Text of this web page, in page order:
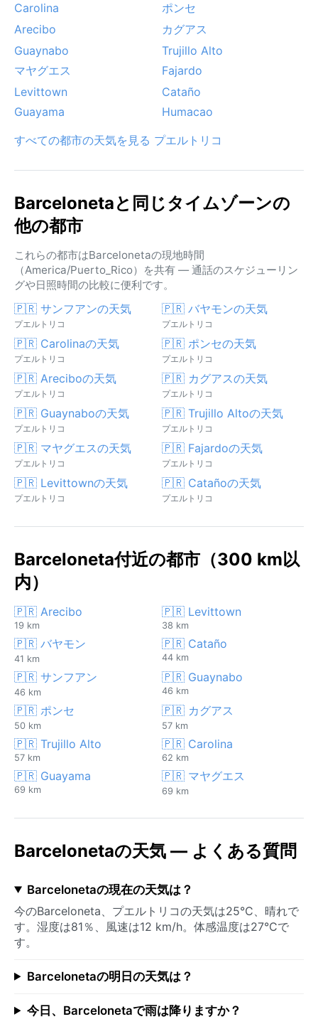
Carolina
ポンセ
Arecibo
カグアス
Guaynabo
Trujillo Alto
マヤグエス
Fajardo
Levittown
Cataño
Guayama
Humacao
すべての都市の天気を見る プエルトリコ
Barcelonetaと同じタイムゾーンの
他の都市
これらの都市はBarcelonetaの現地時間
（America/Puerto_Rico）を共有 — 通話のスケジューリン
グや日照時間の比較に便利です。
🇵🇷 サンフアンの天気
プエルトリコ
🇵🇷 バヤモンの天気
プエルトリコ
🇵🇷 Carolinaの天気
プエルトリコ
🇵🇷 ポンセの天気
プエルトリコ
🇵🇷 Areciboの天気
プエルトリコ
🇵🇷 カグアスの天気
プエルトリコ
🇵🇷 Guaynaboの天気
プエルトリコ
🇵🇷 Trujillo Altoの天気
プエルトリコ
🇵🇷 マヤグエスの天気
プエルトリコ
🇵🇷 Fajardoの天気
プエルトリコ
🇵🇷 Levittownの天気
プエルトリコ
🇵🇷 Catañoの天気
プエルトリコ
Barceloneta付近の都市（300 km以
内）
🇵🇷 Arecibo
19 km
🇵🇷 Levittown
38 km
🇵🇷 バヤモン
41 km
🇵🇷 Cataño
44 km
🇵🇷 サンフアン
46 km
🇵🇷 Guaynabo
46 km
🇵🇷 ポンセ
50 km
🇵🇷 カグアス
57 km
🇵🇷 Trujillo Alto
57 km
🇵🇷 Carolina
62 km
🇵🇷 Guayama
69 km
🇵🇷 マヤグエス
69 km
Barcelonetaの天気 — よくある質問
Barcelonetaの現在の天気は？
今のBarceloneta、プエルトリコの天気は25°C、晴れで
す。湿度は81％、風速は12 km/h。体感温度は27°Cで
す。
Barcelonetaの明日の天気は？
今日、Barcelonetaで雨は降りますか？